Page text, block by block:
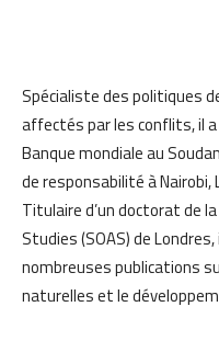
Spécialiste des politiques
affectés par les conflits, il
Banque mondiale au
de responsabilité à Nairobi,
Titulaire d’un doctorat de
Studies (SOAS) de
nombreuses publications
naturelles et le